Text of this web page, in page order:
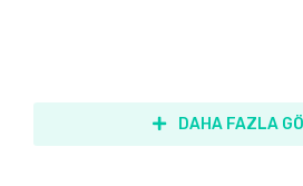
DAHA FAZLA